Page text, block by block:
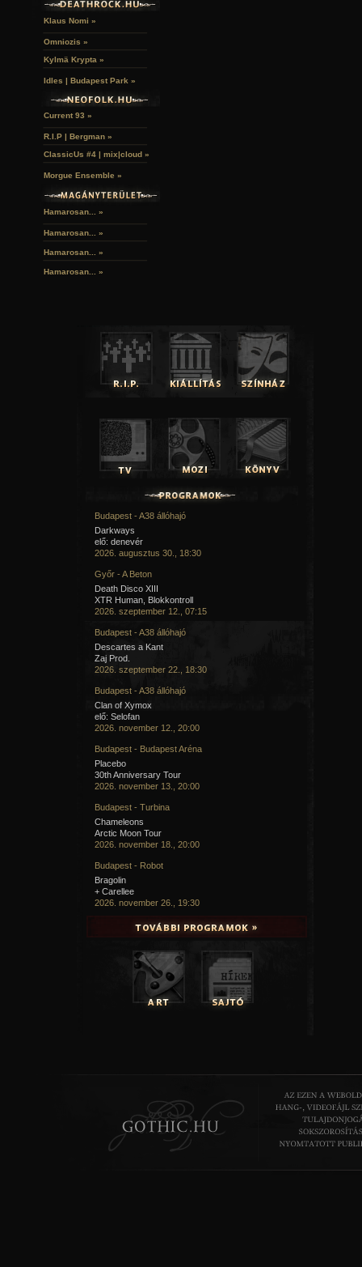
Klaus Nomi »
Omniozis »
Kylmä Krypta »
Idles | Budapest Park »
Current 93 »
R.I.P | Bergman »
ClassicUs #4 | mix|cloud »
Morgue Ensemble »
Hamarosan... »
Hamarosan... »
Hamarosan... »
Hamarosan... »
Budapest - A38 állóhajó
Darkways
elő: denevér
2026. augusztus 30., 18:30
Győr - A Beton
Death Disco XIII
XTR Human, Blokkontroll
2026. szeptember 12., 07:15
Budapest - A38 állóhajó
Descartes a Kant
Zaj Prod.
2026. szeptember 22., 18:30
Budapest - A38 állóhajó
Clan of Xymox
elő: Selofan
2026. november 12., 20:00
Budapest - Budapest Aréna
Placebo
30th Anniversary Tour
2026. november 13., 20:00
Budapest - Turbina
Chameleons
Arctic Moon Tour
2026. november 18., 20:00
Budapest - Robot
Bragolin
+ Carellee
2026. november 26., 19:30